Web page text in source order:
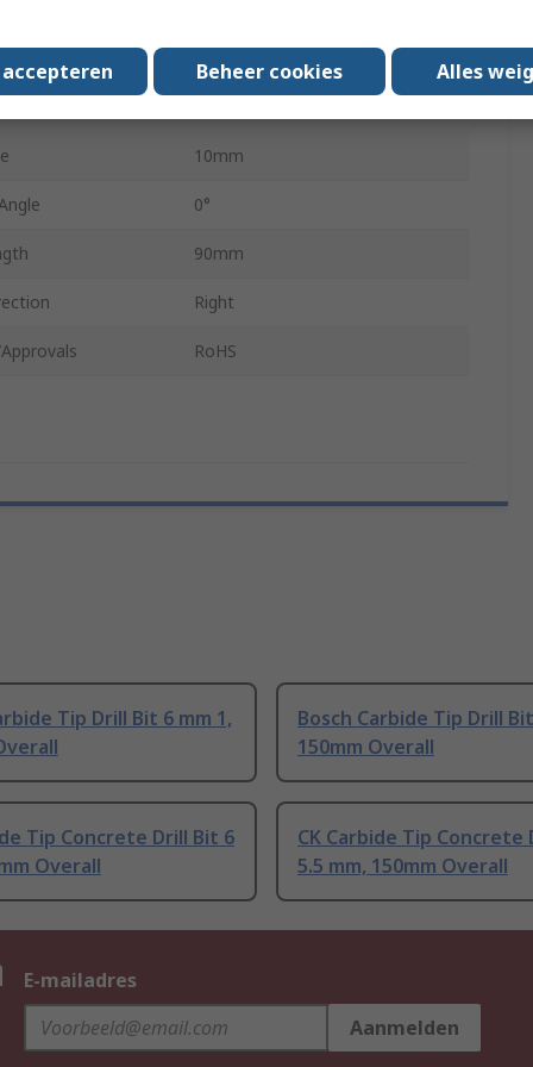
10mm
0°
90mm
Right
RoHS
Tip Drill Bit 6 mm 1,
Bosch Carbide Tip Drill
150mm Overall
Tip Concrete Drill Bit 6
Overall
CK Carbide Tip Concrete
5.5 mm, 150mm Overall
E-mailadres
Aanmelden
Beheer cookies Alles